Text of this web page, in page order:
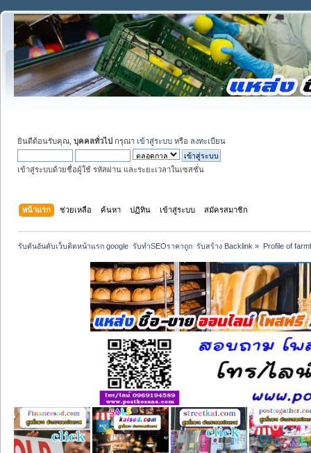
ยินดีต้อนรับคุณ, บุคคลทั่วไป กรุณา เข้าสู่ระบบ หรือ ลงทะเบียน
เข้าสู่ระบบด้วยชื่อผู้ใช้ รหัสผ่าน และระยะเวลาในเซสชั่น
หน้าแรก ช่วยเหลือ ค้นหา ปฏิทิน เข้าสู่ระบบ สมัครสมาชิก
รับดันอันดับเว็บติดหน้าแรก google  รับทำSEOราคาถูก  รับสร้าง Backlink » Profile of